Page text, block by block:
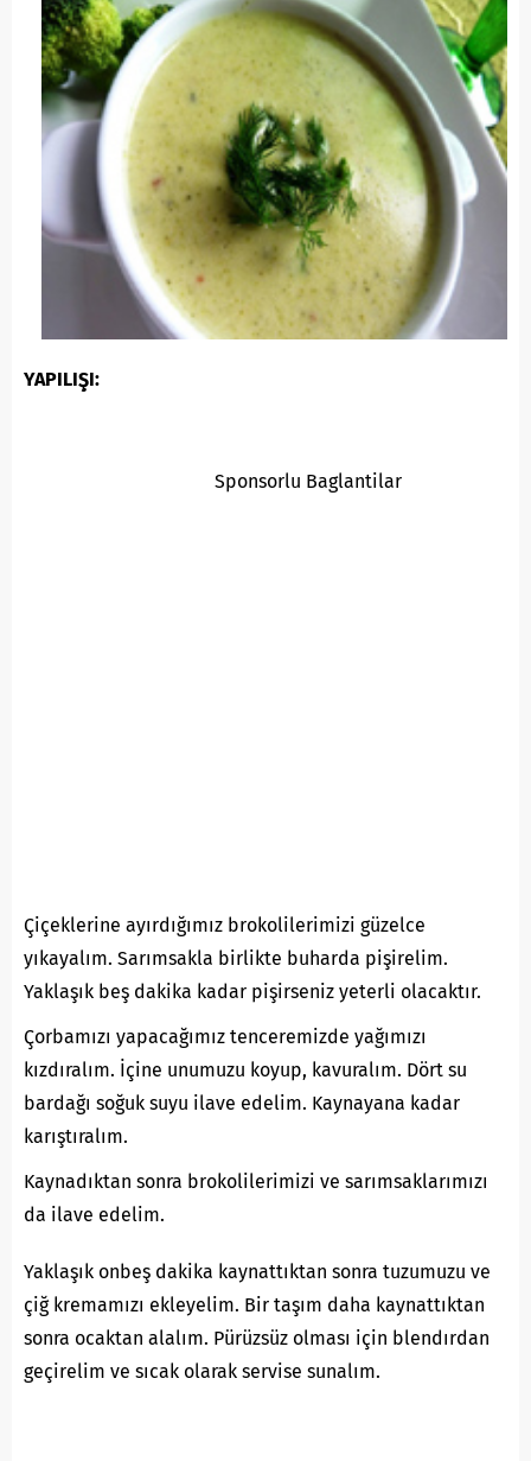
YAPILIŞI:
Sponsorlu Baglantilar
Çiçeklerine ayırdığımız brokolilerimizi güzelce
yıkayalım. Sarımsakla birlikte buharda pişirelim.
Yaklaşık beş dakika kadar pişirseniz yeterli olacaktır.
Çorbamızı yapacağımız tenceremizde yağımızı
kızdıralım. İçine unumuzu koyup, kavuralım. Dört su
bardağı soğuk suyu ilave edelim. Kaynayana kadar
karıştıralım.
Kaynadıktan sonra brokolilerimizi ve sarımsaklarımızı
da ilave edelim.
Yaklaşık onbeş dakika kaynattıktan sonra tuzumuzu ve
çiğ kremamızı ekleyelim. Bir taşım daha kaynattıktan
sonra ocaktan alalım. Pürüzsüz olması için blendırdan
geçirelim ve sıcak olarak servise sunalım.